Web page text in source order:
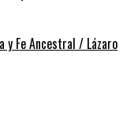
y Fe Ancestral / Lázaro